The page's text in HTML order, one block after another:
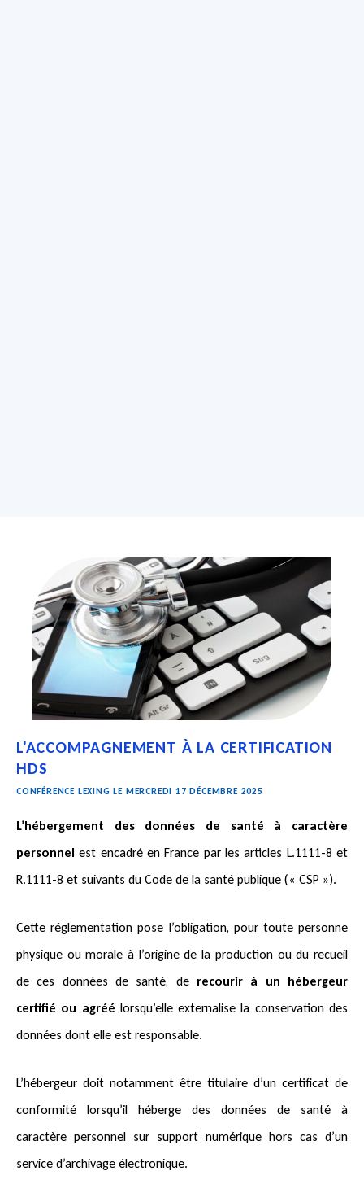
L'ACCOMPAGNEMENT À LA CERTIFICATION
HDS
CONFÉRENCE LEXING LE MERCREDI 17 DÉCEMBRE 2025
L’hébergement des données de santé à caractère
personnel est encadré en France par les articles L.1111-8 et
R.1111-8 et suivants du Code de la santé publique (« CSP »).
Cette réglementation pose l’obligation, pour toute personne
physique ou morale à l’origine de la production ou du recueil
de ces données de santé, de recourir à un hébergeur
certifié ou agréé lorsqu’elle externalise la conservation des
données dont elle est responsable.
L’hébergeur doit notamment être titulaire d’un certificat de
conformité lorsqu’il héberge des données de santé à
caractère personnel sur support numérique hors cas d’un
service d’archivage électronique.